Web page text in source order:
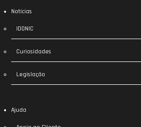
Notícias
IDONIC
Curiosidades
Legislação
Ajuda